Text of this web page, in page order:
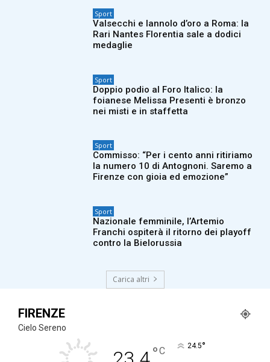
Sport
Valsecchi e Iannolo d’oro a Roma: la
Rari Nantes Florentia sale a dodici
medaglie
Sport
Doppio podio al Foro Italico: la
foianese Melissa Presenti è bronzo
nei misti e in staffetta
Sport
Commisso: “Per i cento anni ritiriamo
la numero 10 di Antognoni. Saremo a
Firenze con gioia ed emozione”
Sport
Nazionale femminile, l’Artemio
Franchi ospiterà il ritorno dei playoff
contro la Bielorussia
Carica altri
FIRENZE
Cielo Sereno
°C 24.5°